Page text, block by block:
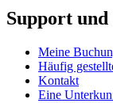
Support
Meine
Häufig
Kontakt
Eine